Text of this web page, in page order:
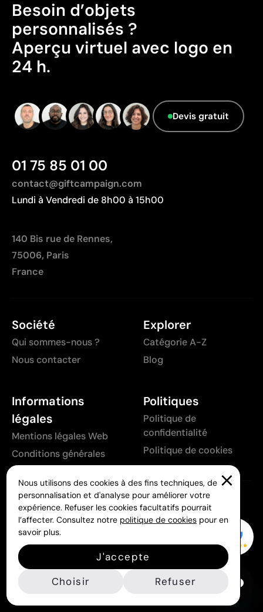
Besoin d’objets
personnalisés ?
Aperçu virtuel avec logo en
24 h.
Devis gratuit
01 75 85 01 00
contact@giftcampaign.com
Lundi à Vendredi de 8h00 à 15h00
140 Bis rue de Rennes,
75006, Paris
France
Société
Qui sommes-nous ?
Nous contacter
Explorer
Catégorie A-Z
Blog
Informations
légales
Mentions légales Web
Conditions générales
Politiques
Politique de
confidentialité
Politique de cookies
Informations de commande
Processus d’achat
Livraison et service après-vente
Annulation et remboursement
Moyens de paiements
Nous utilisons des cookies à des fins techniques, de
personnalisation et d'analyse pour améliorer votre
expérience. Refuser les cookies facultatifs pourrait
l’affecter. Consultez notre politique de cookies pour en
savoir plus.
J'accepte
Choisir
Refuser